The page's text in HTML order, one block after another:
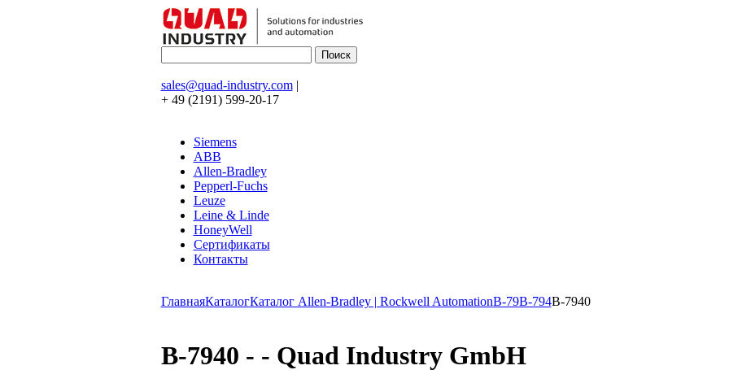
sales@quad-industry.com|
+ 49 (2191) 599-20-17
Siemens
ABB
Allen-Bradley
Pepperl-Fuchs
Leuze
Leine & Linde
HoneyWell
Сертификаты
Контакты
ГлавнаяКаталогКаталог Allen-Bradley | Rockwell AutomationB-79B-794B-7940
B-7940 - - Quad Industry GmbH